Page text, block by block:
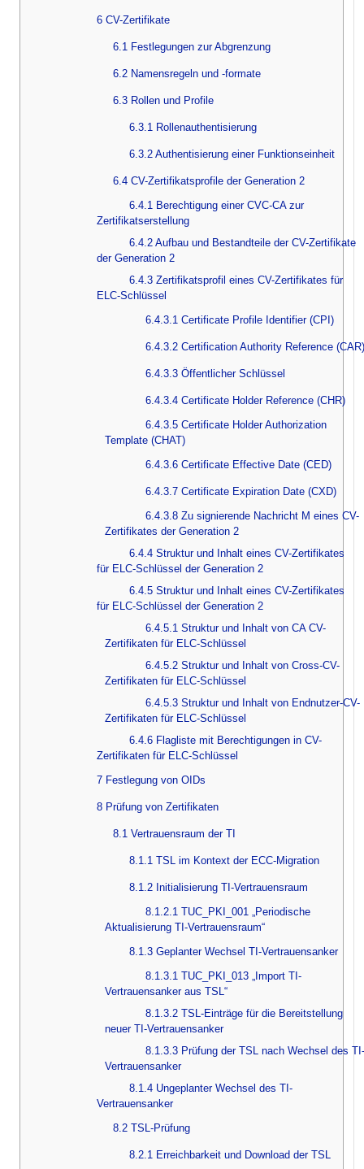
6 CV-Zertifikate
6.1 Festlegungen zur Abgrenzung
6.2 Namensregeln und -formate
6.3 Rollen und Profile
6.3.1 Rollenauthentisierung
6.3.2 Authentisierung einer Funktionseinheit
6.4 CV-Zertifikatsprofile der Generation 2
6.4.1 Berechtigung einer CVC-CA zur
Zertifikatserstellung
6.4.2 Aufbau und Bestandteile der CV-Zertifikate
der Generation 2
6.4.3 Zertifikatsprofil eines CV-Zertifikates für
ELC-Schlüssel
6.4.3.1 Certificate Profile Identifier (CPI)
6.4.3.2 Certification Authority Reference (CAR)
6.4.3.3 Öffentlicher Schlüssel
6.4.3.4 Certificate Holder Reference (CHR)
6.4.3.5 Certificate Holder Authorization
Template (CHAT)
6.4.3.6 Certificate Effective Date (CED)
6.4.3.7 Certificate Expiration Date (CXD)
6.4.3.8 Zu signierende Nachricht M eines CV-
Zertifikates der Generation 2
6.4.4 Struktur und Inhalt eines CV-Zertifikates
für ELC-Schlüssel der Generation 2
6.4.5 Struktur und Inhalt eines CV-Zertifikates
für ELC-Schlüssel der Generation 2
6.4.5.1 Struktur und Inhalt von CA CV-
Zertifikaten für ELC-Schlüssel
6.4.5.2 Struktur und Inhalt von Cross-CV-
Zertifikaten für ELC-Schlüssel
6.4.5.3 Struktur und Inhalt von Endnutzer-CV-
Zertifikaten für ELC-Schlüssel
6.4.6 Flagliste mit Berechtigungen in CV-
Zertifikaten für ELC-Schlüssel
7 Festlegung von OIDs
8 Prüfung von Zertifikaten
8.1 Vertrauensraum der TI
8.1.1 TSL im Kontext der ECC-Migration
8.1.2 Initialisierung TI-Vertrauensraum
8.1.2.1 TUC_PKI_001 „Periodische
Aktualisierung TI-Vertrauensraum“
8.1.3 Geplanter Wechsel TI-Vertrauensanker
8.1.3.1 TUC_PKI_013 „Import TI-
Vertrauensanker aus TSL“
8.1.3.2 TSL-Einträge für die Bereitstellung
neuer TI-Vertrauensanker
8.1.3.3 Prüfung der TSL nach Wechsel des TI-
Vertrauensanker
8.1.4 Ungeplanter Wechsel des TI-
Vertrauensanker
8.2 TSL-Prüfung
8.2.1 Erreichbarkeit und Download der TSL